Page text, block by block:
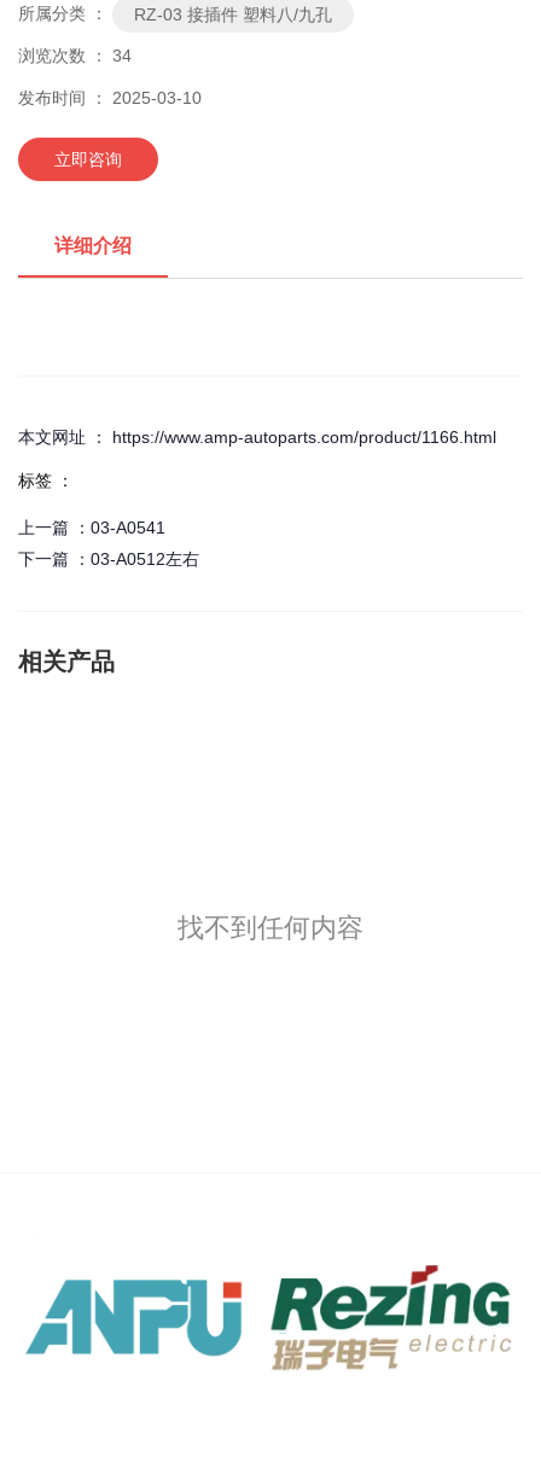
所属分类 ： RZ-03 接插件 塑料八/九孔
浏览次数 ： 34
发布时间 ： 2025-03-10
立即咨询
详细介绍
本文网址 ： https://www.amp-autoparts.com/product/1166.html
标签 ：
上一篇 ： 03-A0541
下一篇 ： 03-A0512左右
相关产品
找不到任何内容